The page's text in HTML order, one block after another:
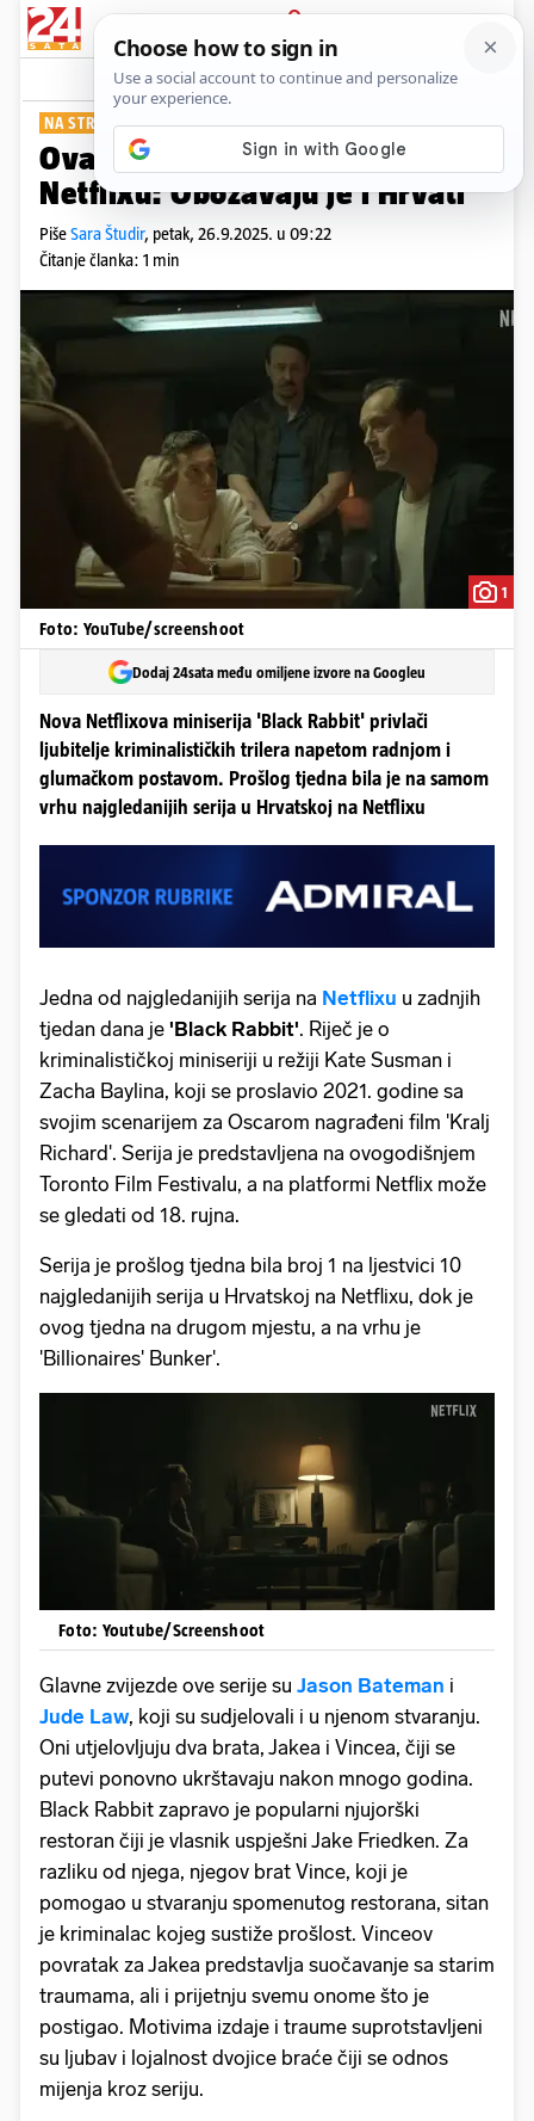
PRIJAVA
Show Komentari
NA STREAMINGU OD 18. RUJNA
Ova je krimi serija veliki hit na
Netflixu: Obožavaju je i Hrvati
PišeSara Študir, petak, 26.9.2025. u 09:22
Čitanje članka: 1 min
1
Foto: YouTube/screenshoot
Dodaj 24sata među omiljene izvore na Googleu
Nova Netflixova miniserija 'Black Rabbit' privlači
ljubitelje kriminalističkih trilera napetom radnjom i
glumačkom postavom. Prošlog tjedna bila je na samom
vrhu najgledanijih serija u Hrvatskoj na Netflixu
Jedna od najgledanijih serija na Netflixu u zadnjih
tjedan dana je 'Black Rabbit'. Riječ je o
kriminalističkoj miniseriji u režiji Kate Susman i
Zacha Baylina, koji se proslavio 2021. godine sa
svojim scenarijem za Oscarom nagrađeni film 'Kralj
Richard'. Serija je predstavljena na ovogodišnjem
Toronto Film Festivalu, a na platformi Netflix može
se gledati od 18. rujna.
Serija je prošlog tjedna bila broj 1 na ljestvici 10
najgledanijih serija u Hrvatskoj na Netflixu, dok je
ovog tjedna na drugom mjestu, a na vrhu je
'Billionaires' Bunker'.
Foto: Youtube/Screenshoot
Glavne zvijezde ove serije su Jason Bateman i
Jude Law, koji su sudjelovali i u njenom stvaranju.
Oni utjelovljuju dva brata, Jakea i Vincea, čiji se
putevi ponovno ukrštavaju nakon mnogo godina.
Black Rabbit zapravo je popularni njujorški
restoran čiji je vlasnik uspješni Jake Friedken. Za
razliku od njega, njegov brat Vince, koji je
pomogao u stvaranju spomenutog restorana, sitan
je kriminalac kojeg sustiže prošlost. Vinceov
povratak za Jakea predstavlja suočavanje sa starim
traumama, ali i prijetnju svemu onome što je
postigao. Motivima izdaje i traume suprotstavljeni
su ljubav i lojalnost dvojice braće čiji se odnos
mijenja kroz seriju.